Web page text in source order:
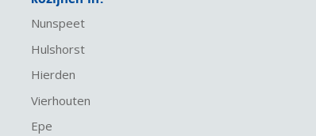
Nunspeet
Hulshorst
Hierden
Vierhouten
Epe